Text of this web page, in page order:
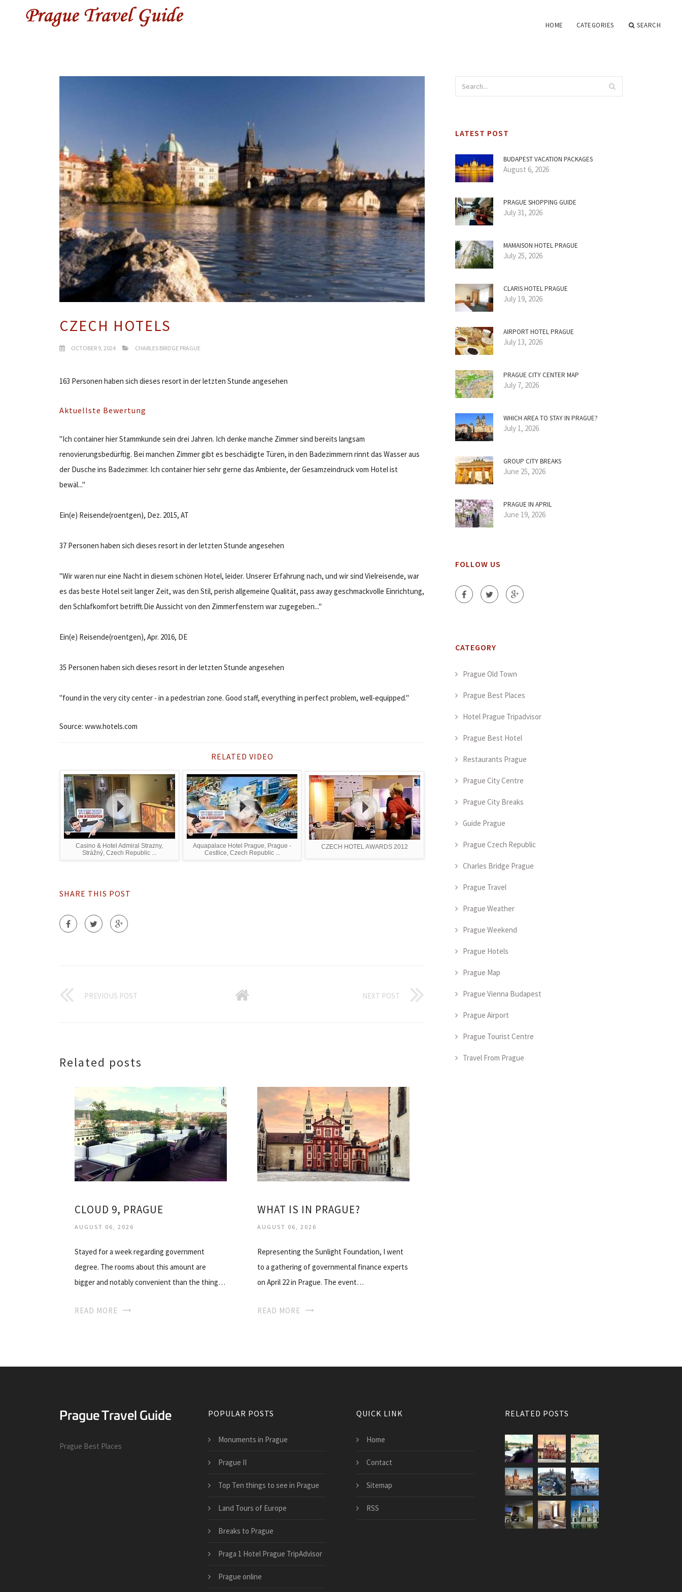
HOME CATEGORIES SEARCH
CZECH HOTELS
OCTOBER 9, 2024 CHARLES BRIDGE PRAGUE
163 Personen haben sich dieses resort in der letzten Stunde angesehen
Aktuellste Bewertung
"Ich container hier Stammkunde sein drei Jahren. Ich denke manche Zimmer sind bereits langsam
renovierungsbedürftig. Bei manchen Zimmer gibt es beschädigte Türen, in den Badezimmern rinnt das Wasser aus
der Dusche ins Badezimmer. Ich container hier sehr gerne das Ambiente, der Gesamzeindruck vom Hotel ist
bewäl..."
Ein(e) Reisende(roentgen), Dez. 2015, AT
37 Personen haben sich dieses resort in der letzten Stunde angesehen
"Wir waren nur eine Nacht in diesem schönen Hotel, leider. Unserer Erfahrung nach, und wir sind Vielreisende, war
es das beste Hotel seit langer Zeit, was den Stil, perish allgemeine Qualität, pass away geschmackvolle Einrichtung,
den Schlafkomfort betrifft.Die Aussicht von den Zimmerfenstern war zugegeben..."
Ein(e) Reisende(roentgen), Apr. 2016, DE
35 Personen haben sich dieses resort in der letzten Stunde angesehen
"found in the very city center - in a pedestrian zone. Good staff, everything in perfect problem, well-equipped."
Source: www.hotels.com
RELATED VIDEO
Casino & Hotel Admiral Strazny,
Strážný, Czech Republic ...
Aquapalace Hotel Prague, Prague -
Cestlice, Czech Republic ...
CZECH HOTEL AWARDS 2012
SHARE THIS POST
PREVIOUS POST NEXT POST
Related posts
CLOUD 9, PRAGUE
AUGUST 06, 2026
Stayed for a week regarding government
degree. The rooms about this amount are
bigger and notably convenient than the thing…
READ MORE
WHAT IS IN PRAGUE?
AUGUST 06, 2026
Representing the Sunlight Foundation, I went
to a gathering of governmental finance experts
on April 22 in Prague. The event…
READ MORE
LATEST POST
BUDAPEST VACATION PACKAGES
August 6, 2026
PRAGUE SHOPPING GUIDE
July 31, 2026
MAMAISON HOTEL PRAGUE
July 25, 2026
CLARIS HOTEL PRAGUE
July 19, 2026
AIRPORT HOTEL PRAGUE
July 13, 2026
PRAGUE CITY CENTER MAP
July 7, 2026
WHICH AREA TO STAY IN PRAGUE?
July 1, 2026
GROUP CITY BREAKS
June 25, 2026
PRAGUE IN APRIL
June 19, 2026
FOLLOW US
CATEGORY
Prague Old Town
Prague Best Places
Hotel Prague Tripadvisor
Prague Best Hotel
Restaurants Prague
Prague City Centre
Prague City Breaks
Guide Prague
Prague Czech Republic
Charles Bridge Prague
Prague Travel
Prague Weather
Prague Weekend
Prague Hotels
Prague Map
Prague Vienna Budapest
Prague Airport
Prague Tourist Centre
Travel From Prague
Prague Best Places
POPULAR POSTS
Monuments in Prague
Prague II
Top Ten things to see in Prague
Land Tours of Europe
Breaks to Prague
Praga 1 Hotel Prague TripAdvisor
Prague online
QUICK LINK
Home
Contact
Sitemap
RSS
RELATED POSTS